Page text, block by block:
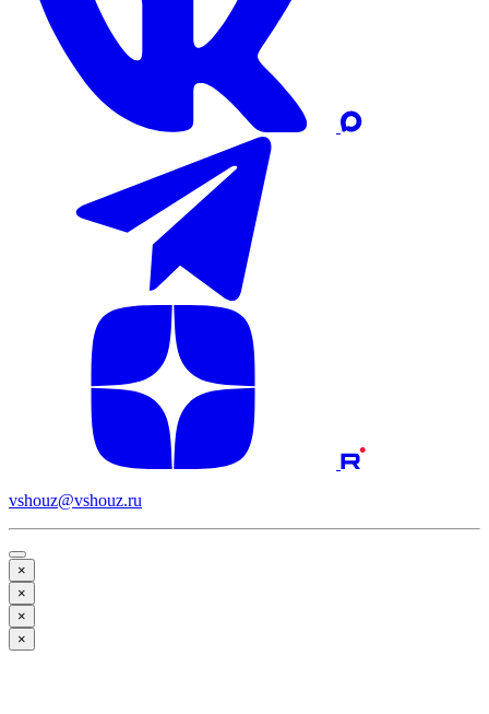
vshouz@vshouz.ru
×
×
×
×